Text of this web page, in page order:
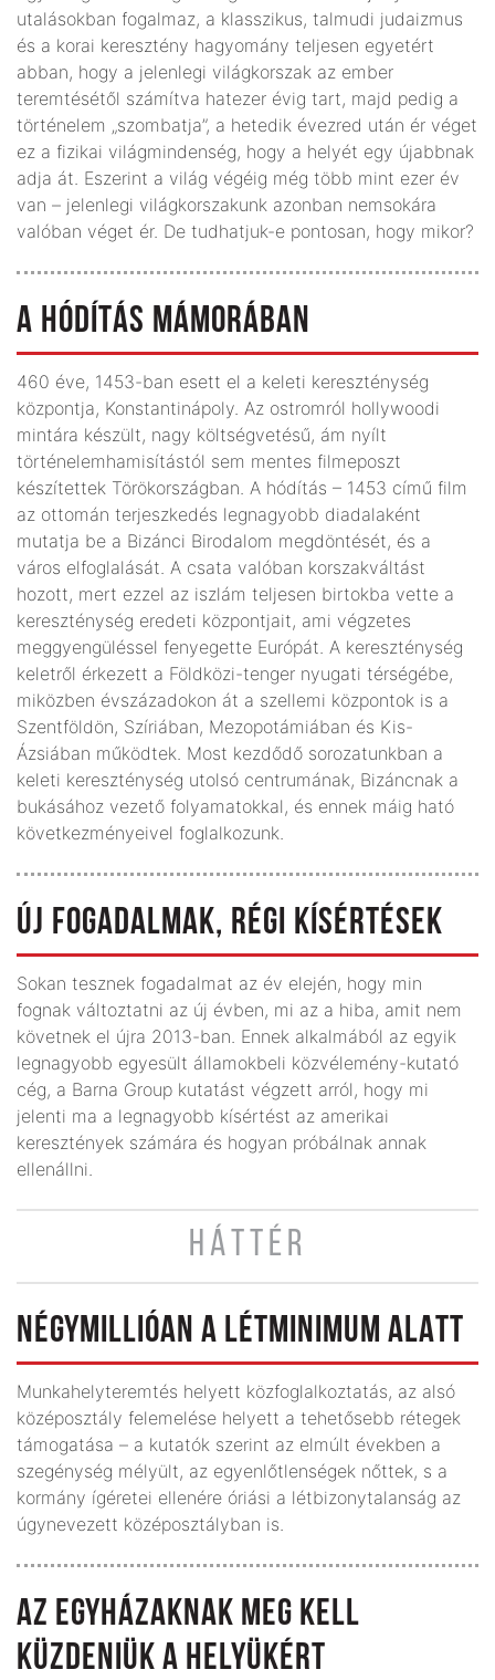
utalásokban fogalmaz, a klasszikus, talmudi judaizmus
és a korai keresztény hagyomány teljesen egyetért
abban, hogy a jelenlegi világkorszak az ember
teremtésétől számítva hatezer évig tart, majd pedig a
történelem „szombatja”, a hetedik évezred után ér véget
ez a fizikai világmindenség, hogy a helyét egy újabbnak
adja át. Eszerint a világ végéig még több mint ezer év
van – jelenlegi világkorszakunk azonban nemsokára
valóban véget ér. De tudhatjuk-e pontosan, hogy mikor?
A HÓDÍTÁS MÁMORÁBAN
460 éve, 1453-ban esett el a keleti kereszténység
központja, Konstantinápoly. Az ostromról hollywoodi
mintára készült, nagy költségvetésű, ám nyílt
történelem­hamisítástól sem mentes filmeposzt
készítettek Törökországban. A hódítás – 1453 című film
az ottomán terjeszkedés legnagyobb diadalaként
mutatja be a Bizánci Birodalom megdöntését, és a
város elfoglalását. A csata valóban korszakváltást
hozott, mert ezzel az iszlám teljesen birtokba vette a
kereszténység eredeti központjait, ami végzetes
meggyengüléssel fenyegette Európát. A kereszténység
keletről érkezett a Földközi-tenger nyugati térségébe,
miközben év­századokon át a szellemi központok is a
Szentföldön, Szíriában, Mezopotámiában és Kis-
Ázsiában működtek. Most kezdődő sorozatunkban a
keleti kereszténység utolsó centrumának, Bizáncnak a
bukásához vezető folyamatokkal, és ennek máig ható
következményeivel foglalkozunk.
ÚJ FOGADALMAK, RÉGI KÍSÉRTÉSEK
Sokan tesznek fogadalmat az év elején, hogy min
fognak változtatni az új évben, mi az a hiba, amit nem
követnek el újra 2013-ban. Ennek alkalmából az egyik
legnagyobb egyesült államokbeli közvélemény-kutató
cég, a Barna Group kutatást végzett arról, hogy mi
jelenti ma a legnagyobb kísértést az amerikai
keresztények számára és hogyan próbálnak annak
ellenállni.
HÁTTÉR
NÉGYMILLIÓAN A LÉTMINIMUM ALATT
Munkahelyteremtés helyett közfoglalkoztatás, az alsó
középosztály felemelése helyett a tehetősebb rétegek
támogatása – a kutatók szerint az elmúlt években a
szegénység mélyült, az egyenlőtlenségek nőttek, s a
kormány ígéretei ellenére óriási a létbizonytalanság az
úgynevezett középosztályban is.
AZ EGYHÁZAKNAK MEG KELL
KÜZDENIÜK A HELYÜKÉRT